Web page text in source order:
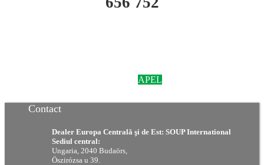
APEL
Contact
Dealer Europa Centrală şi de Est: SOUP International
Sediul central:
Ungaria, 2040 Budaörs,
Öszirózsa u 39.